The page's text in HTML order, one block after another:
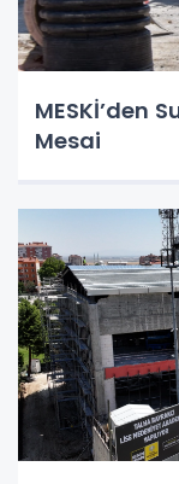
MESKİ’den
Mesai